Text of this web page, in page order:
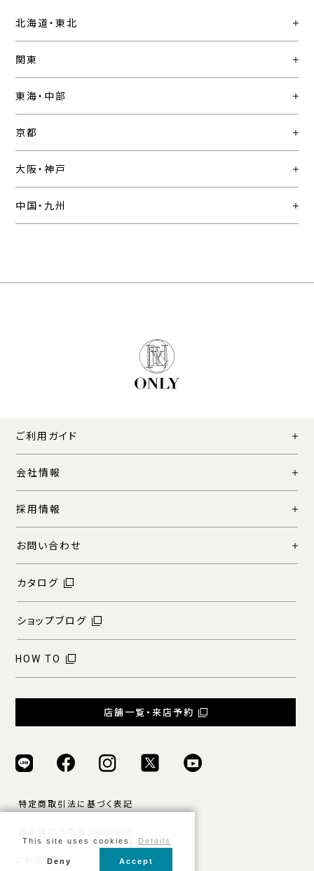
北海道・東北
関東
東海・中部
京都
大阪・神戸
中国・九州
ご利用ガイド
会社情報
採用情報
お問い合わせ
カタログ
ショップブログ
HOW TO
店舗一覧・来店予約
特定商取引法に基づく表記
ご利用規約
This site uses cookies. Details
Deny Accept